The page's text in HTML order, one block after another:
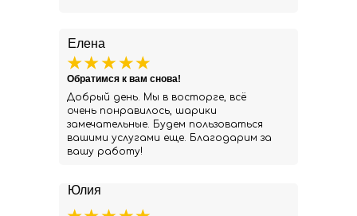
Юлия
Елена
Добрый день. Мы в восторге, всё
очень понравилось, шарики
замечательные. Будем пользоваться
вашими услугами еще. Благодарим за
вашу работу!
Обратимся к вам снова!